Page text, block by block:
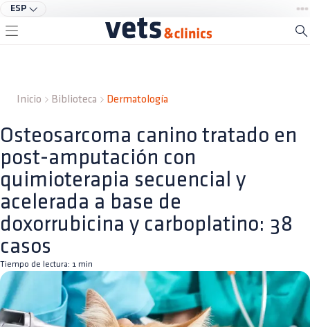
ESP
Inicio Biblioteca Dermatología
Osteosarcoma canino tratado en
post-amputación con
quimioterapia secuencial y
acelerada a base de
doxorrubicina y carboplatino: 38
casos
Tiempo de lectura: 1 min